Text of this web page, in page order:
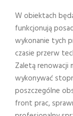
W obiektach
funkcjonują
wykonanie tych
czasie przerw
Zaletą renowacji
wykonywać
poszczególne
front prac,